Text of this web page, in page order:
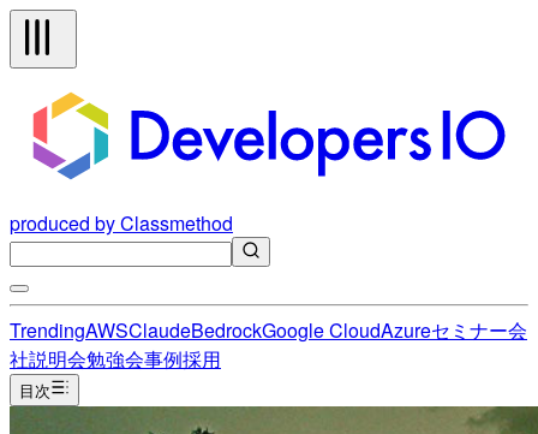
produced by Classmethod
TrendingAWSClaudeBedrockGoogle CloudAzureセミナー会
社説明会勉強会事例採用
目次